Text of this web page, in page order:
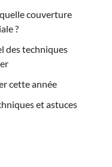
couverture
?
des techniques
cette année
et astuces